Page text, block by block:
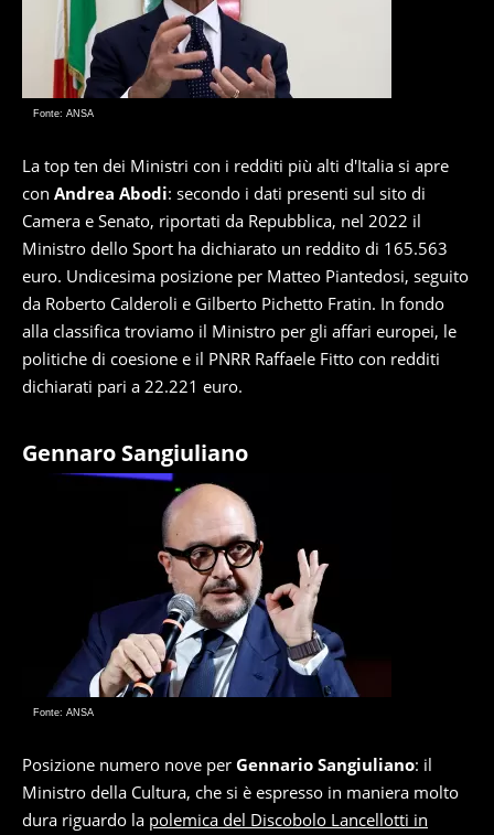
Fonte: ANSA
La top ten dei Ministri con i redditi più alti d'Italia si apre
con Andrea Abodi: secondo i dati presenti sul sito di
Camera e Senato, riportati da Repubblica, nel 2022 il
Ministro dello Sport ha dichiarato un reddito di 165.563
euro. Undicesima posizione per Matteo Piantedosi, seguito
da Roberto Calderoli e Gilberto Pichetto Fratin. In fondo
alla classifica troviamo il Ministro per gli affari europei, le
politiche di coesione e il PNRR Raffaele Fitto con redditi
dichiarati pari a 22.221 euro.
Gennaro Sangiuliano
Fonte: ANSA
Posizione numero nove per Gennario Sangiuliano: il
Ministro della Cultura, che si è espresso in maniera molto
dura riguardo la polemica del Discobolo Lancellotti in